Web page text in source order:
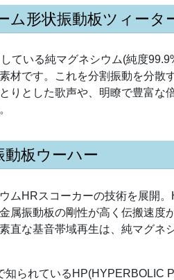
ム形状振動板ツィータ
ている純マグネシウム(純度
材です。これを分割振動を分散
りとした歌声や、明瞭で豊富な
板ウーハー
ムHRスコーカーの技術を展開
属振動板の剛性が高く伝搬速度
直な基音帯域再生は、純マグネ
られているHP(HYPERBOLIC